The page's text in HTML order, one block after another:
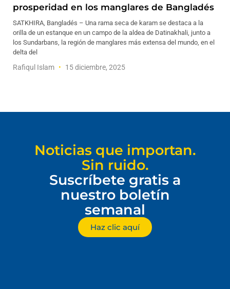
prosperidad en los manglares de Bangladés
SATKHIRA, Bangladés – Una rama seca de karam se destaca a la
orilla de un estanque en un campo de la aldea de Datinakhali, junto a
los Sundarbans, la región de manglares más extensa del mundo, en el
delta del
Rafiqul Islam 15 diciembre, 2025
Noticias que importan.
Sin ruido.
Suscríbete gratis a
nuestro boletín
semanal
Haz clic aquí